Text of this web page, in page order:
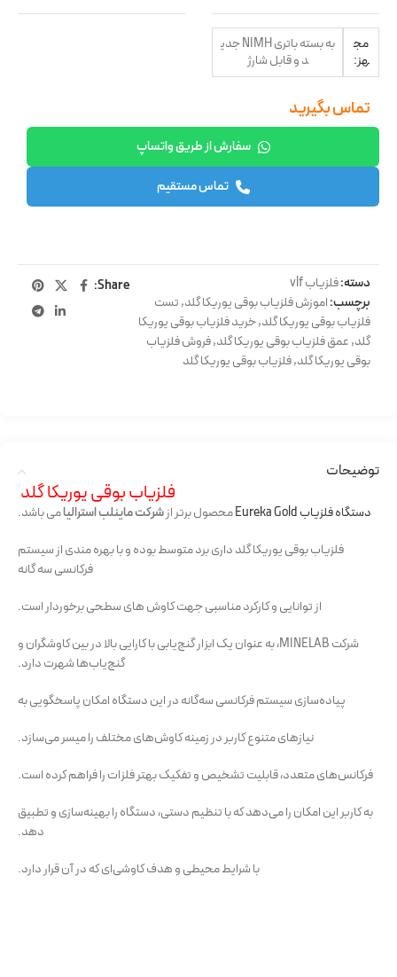
مج
هز:
به بسته باتری NIMH جدی
د و قابل شارژ
تماس بگیرید
سفارش از طریق واتساپ
تماس مستقیم
دسته:فلزیاب vlf
برچسب:اموزش فلزیاب بوقی یوریکا گلد,تست
فلزیاب بوقی یوریکا گلد,خرید فلزیاب بوقی یوریکا
گلد,عمق فلزیاب بوقی یوریکا گلد,فروش فلزیاب
بوقی یوریکا گلد,فلزیاب بوقی یوریکا گلد
Share:
توضیحات
فلزیاب بوقی یوریکا گلد
دستگاه فلزیاب Eureka Gold محصول برتر ازشرکت ماینلب استرالیامی باشد.
فلزیاب بوقی یوریکا گلد داری برد متوسط بوده و با بهره مندی از سیستم
فرکانسی سه گانه
از توانایی و کارکرد مناسبی جهت کاوش های سطحی برخوردار است.
شرکت MINELAB، به عنوان یک ابزار گنج‌یابی با کارایی بالا در بین کاوشگران و
گنج‌یاب‌ها شهرت دارد.
پیاده‌سازی سیستم فرکانسی سه‌گانه در این دستگاه امکان پاسخگویی به
نیازهای متنوع کاربر در زمینه کاوش‌های مختلف را میسر می‌سازد.
فرکانس‌های متعدد، قابلیت تشخیص و تفکیک بهتر فلزات را فراهم کرده است.
به کاربر این امکان را می‌دهد که با تنظیم دستی، دستگاه را بهینه‌سازی و تطبیق
دهد.
با شرایط محیطی و هدف کاوشی‌ای که در آن قرار دارد.